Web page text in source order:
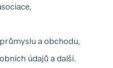
,
a obchodu,
údajů a další.